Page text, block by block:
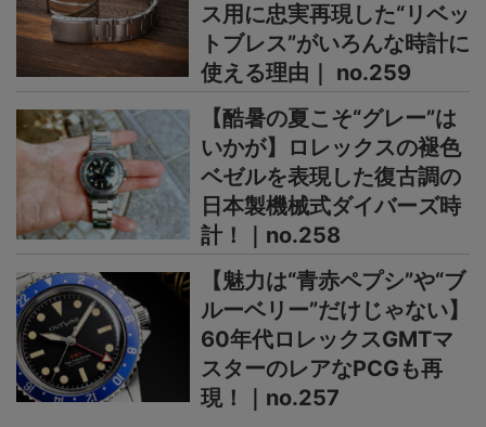
ス用に忠実再現した“リベッ
トブレス”がいろんな時計に
使える理由｜ no.259
【酷暑の夏こそ“グレー”は
いかが】ロレックスの褪色
ベゼルを表現した復古調の
日本製機械式ダイバーズ時
計！｜no.258
【魅力は“青赤ペプシ”や“ブ
ルーベリー”だけじゃない】
60年代ロレックスGMTマ
スターのレアなPCGも再
現！｜no.257